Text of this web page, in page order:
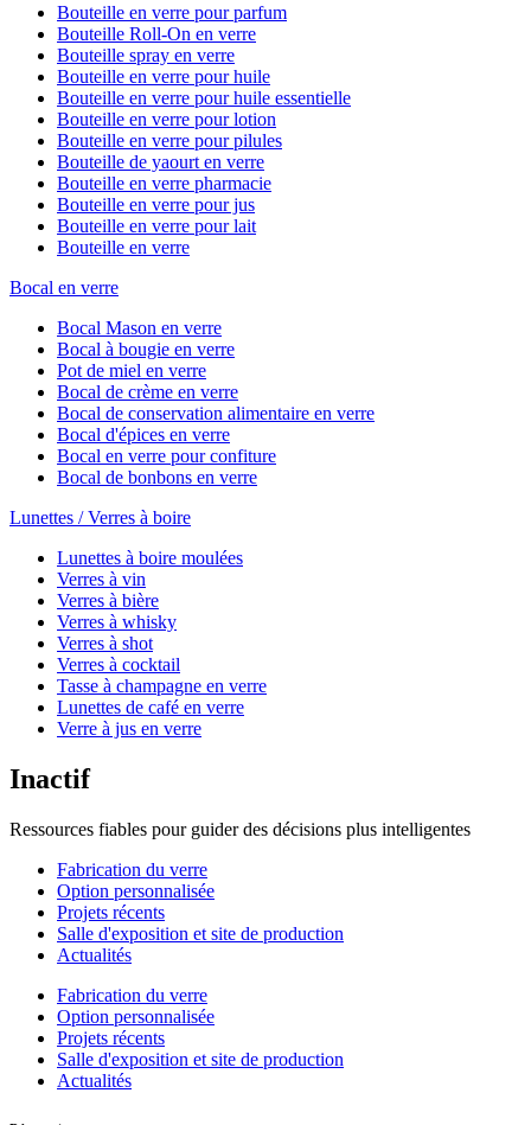
Bouteille en verre pour parfum
Bouteille Roll-On en verre
Bouteille spray en verre
Bouteille en verre pour huile
Bouteille en verre pour huile essentielle
Bouteille en verre pour lotion
Bouteille en verre pour pilules
Bouteille de yaourt en verre
Bouteille en verre pharmacie
Bouteille en verre pour jus
Bouteille en verre pour lait
Bouteille en verre
Bocal en verre
Bocal Mason en verre
Bocal à bougie en verre
Pot de miel en verre
Bocal de crème en verre
Bocal de conservation alimentaire en verre
Bocal d'épices en verre
Bocal en verre pour confiture
Bocal de bonbons en verre
Lunettes / Verres à boire
Lunettes à boire moulées
Verres à vin
Verres à bière
Verres à whisky
Verres à shot
Verres à cocktail
Tasse à champagne en verre
Lunettes de café en verre
Verre à jus en verre
Inactif
Ressources fiables pour guider des décisions plus intelligentes
Fabrication du verre
Option personnalisée
Projets récents
Salle d'exposition et site de production
Actualités
Fabrication du verre
Option personnalisée
Projets récents
Salle d'exposition et site de production
Actualités